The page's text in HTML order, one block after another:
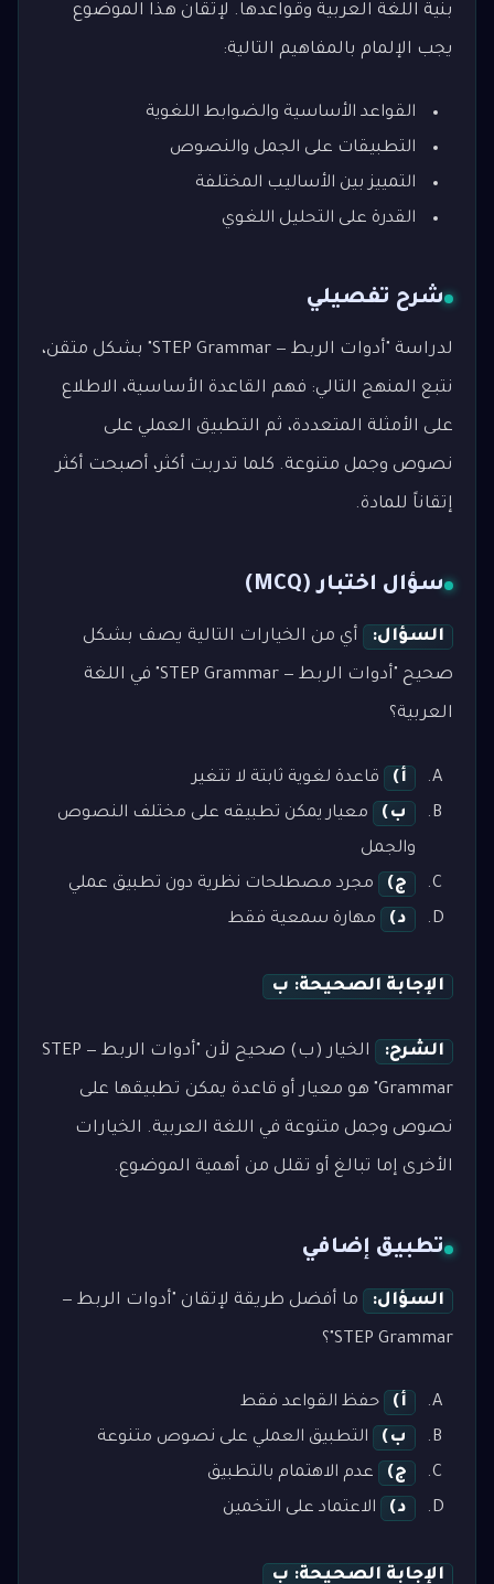
بنية اللغة العربية وقواعدها. لإتقان هذا الموضوع
يجب الإلمام بالمفاهيم التالية:
القواعد الأساسية والضوابط اللغوية
التطبيقات على الجمل والنصوص
التمييز بين الأساليب المختلفة
القدرة على التحليل اللغوي
شرح تفصيلي
لدراسة "أدوات الربط — STEP Grammar" بشكل متقن،
نتبع المنهج التالي: فهم القاعدة الأساسية، الاطلاع
على الأمثلة المتعددة، ثم التطبيق العملي على
نصوص وجمل متنوعة. كلما تدربت أكثر، أصبحت أكثر
إتقاناً للمادة.
سؤال اختبار (MCQ)
السؤال: أي من الخيارات التالية يصف بشكل
صحيح "أدوات الربط — STEP Grammar" في اللغة
العربية؟
أ)
قاعدة لغوية ثابتة لا تتغير
ب)
معيار يمكن تطبيقه على مختلف النصوص
والجمل
ج)
مجرد مصطلحات نظرية دون تطبيق عملي
د)
مهارة سمعية فقط
الإجابة الصحيحة: ب
الشرح: الخيار (ب) صحيح لأن "أدوات الربط — STEP
Grammar" هو معيار أو قاعدة يمكن تطبيقها على
نصوص وجمل متنوعة في اللغة العربية. الخيارات
الأخرى إما تبالغ أو تقلل من أهمية الموضوع.
تطبيق إضافي
السؤال: ما أفضل طريقة لإتقان "أدوات الربط —
STEP Grammar"؟
أ)
حفظ القواعد فقط
ب)
التطبيق العملي على نصوص متنوعة
ج)
عدم الاهتمام بالتطبيق
د)
الاعتماد على التخمين
الإجابة الصحيحة: ب